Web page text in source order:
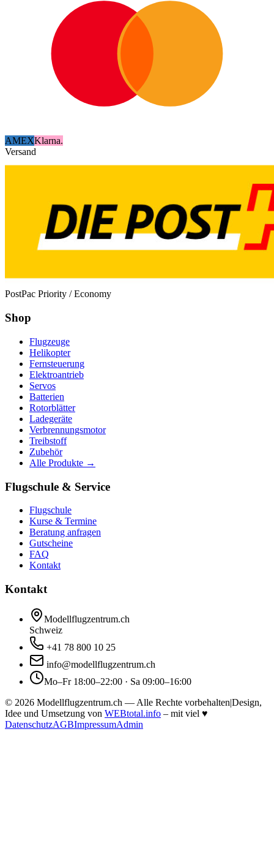
AMEXKlarna.
Versand
PostPac Priority / Economy
Shop
Flugzeuge
Helikopter
Fernsteuerung
Elektroantrieb
Servos
Batterien
Rotorblätter
Ladegeräte
Verbrennungsmotor
Treibstoff
Zubehör
Alle Produkte →
Flugschule & Service
Flugschule
Kurse & Termine
Beratung anfragen
Gutscheine
FAQ
Kontakt
Kontakt
Modellflugzentrum.ch
Schweiz
+41 78 800 10 25
info@modellflugzentrum.ch
Mo–Fr 18:00–22:00 · Sa 09:00–16:00
© 2026 Modellflugzentrum.ch — Alle Rechte vorbehalten|Design,
Idee und Umsetzung von WEBtotal.info – mit viel ♥
DatenschutzAGBImpressumAdmin